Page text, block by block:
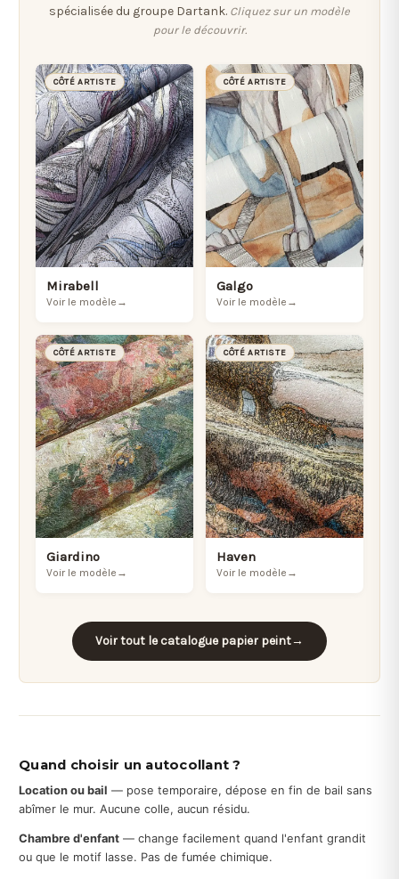
spécialisée du groupe Dartank. Cliquez sur un modèle
pour le découvrir.
CÔTÉ ARTISTE
Mirabell
Voir le modèle →
CÔTÉ ARTISTE
Galgo
Voir le modèle →
CÔTÉ ARTISTE
Giardino
Voir le modèle →
CÔTÉ ARTISTE
Haven
Voir le modèle →
Voir tout le catalogue papier peint→
Quand choisir un autocollant ?
Location ou bail — pose temporaire, dépose en fin de bail sans
abîmer le mur. Aucune colle, aucun résidu.
Chambre d'enfant — change facilement quand l'enfant grandit
ou que le motif lasse. Pas de fumée chimique.